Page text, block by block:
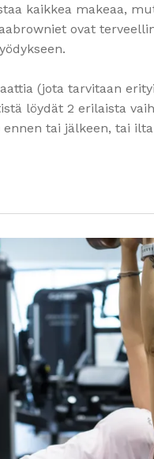
kaikkea makeaa,
ovat
(jota tarvitaan
löydät 2 erilaista
tai jälkeen, tai